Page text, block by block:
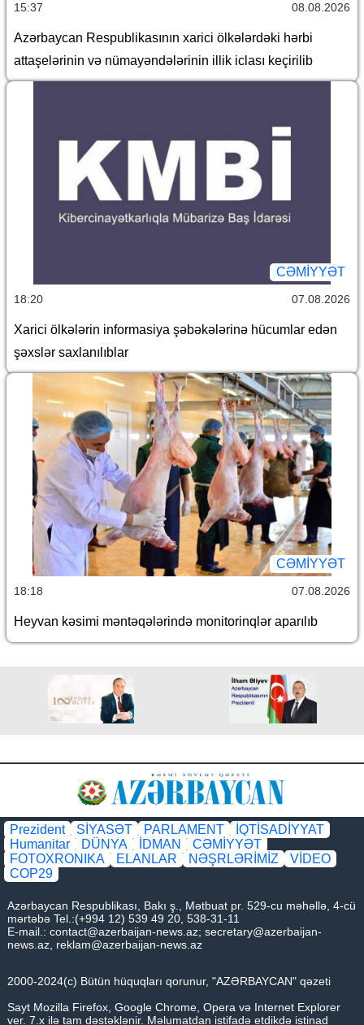
15:37 08.08.2026
Azərbaycan Respublikasının xarici ölkələrdəki hərbi
attaşelərinin və nümayəndələrinin illik iclası keçirilib
CƏMİYYƏT
18:20 07.08.2026
Xarici ölkələrin informasiya şəbəkələrinə hücumlar edən
şəxslər saxlanılıblar
CƏMİYYƏT
18:18 07.08.2026
Heyvan kəsimi məntəqələrində monitorinqlər aparılıb
Prezident SİYASƏT PARLAMENT
İQTİSADİYYAT
Humanitar
DÜNYA İDMAN
CƏMİYYƏT
FOTOXRONIKA
ELANLAR NƏŞRLƏRİMİZ
VİDEO
COP29
Azərbaycan Respublikası, Bakı ş., Mətbuat pr. 529-cu məhəllə, 4-cü
mərtəbə Tel.:(+994 12) 539 49 20, 538-31-11
E-mail.: contact@azerbaijan-news.az; secretary@azerbaijan-
news.az reklam@azerbaijan-news.az
2000-2024(c) Bütün hüquqları qorunur, "AZƏRBAYCAN" qəzeti
Sayt Mozilla Firefox, Google Chrome, Opera və Internet Explorer
ver. 7.x ilə tam dəstəklənir. Məlumatdan istifadə etdikdə istinad